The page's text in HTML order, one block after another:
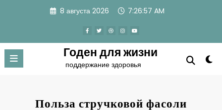
8 августа 2026 7:26:57 AM
Годен для жизни
поддержание здоровья
Польза стручковой фасоли